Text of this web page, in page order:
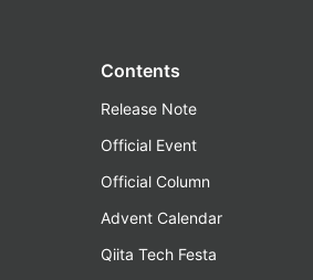
Contents
Release Note
Official Event
Official Column
Advent Calendar
Qiita Tech Festa